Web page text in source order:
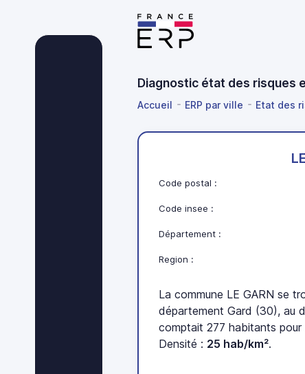
Diagnostic état des risques
Accueil ERP par ville Etat des
Code postal :
Code insee :
Département :
Region :
La commune LE GARN se
département Gard (30), au
comptait 277 habitants pour
Densité : 25 hab/km².